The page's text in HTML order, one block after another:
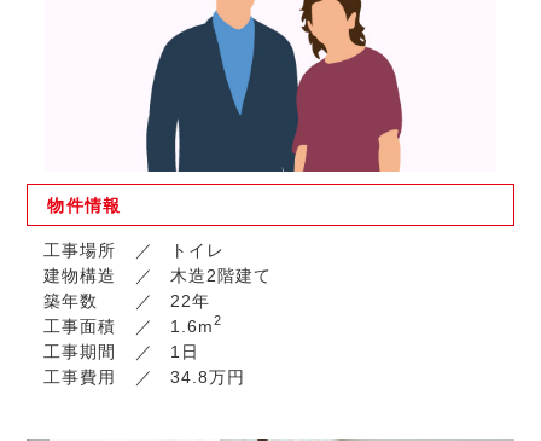
物件情報
工事場所
トイレ
建物構造
木造2階建て
築年数
22年
工事面積
1.6m2
工事期間
1日
工事費用
34.8万円